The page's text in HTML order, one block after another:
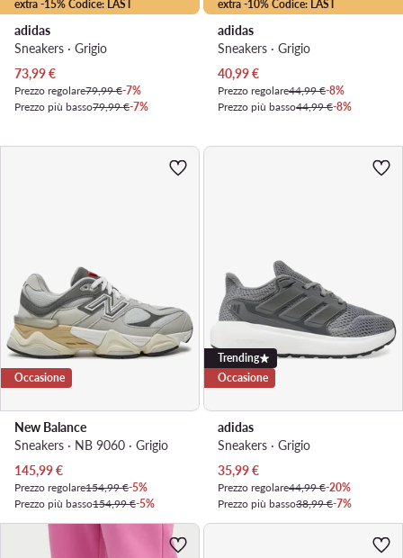
extra -15% Codice: LAST
adidas
Sneakers · Grigio
Prezzo attuale
73,99€
Prezzo regolare79,99 €-7%
Prezzo più basso79,99 €-7%
extra -10% Codice: LAST
adidas
Sneakers · Grigio
Prezzo attuale
40,99€
Prezzo regolare44,99 €-8%
Prezzo più basso44,99 €-8%
Occasione
New Balance
Sneakers · NB 9060 · Grigio
Prezzo attuale
145,99€
Prezzo regolare154,99 €-5%
Prezzo più basso154,99 €-5%
Trending
Occasione
adidas
Sneakers · Grigio
Prezzo attuale
35,99€
Prezzo regolare44,99 €-20%
Prezzo più basso38,99 €-7%